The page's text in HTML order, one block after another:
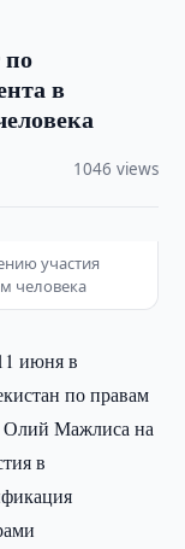
по
в
1046 views
участия
человека
июня в
по правам
Олий Мажлиса на
в